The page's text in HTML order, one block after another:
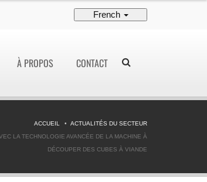
French
À PROPOS CONTACT
ACCUEIL
ACTUALITÉS DU SECTEUR
LA TECHNOLOGIE AVANCÉE DE LA MACHINE À
DÉCOUPER DES CUBES À VIANDE